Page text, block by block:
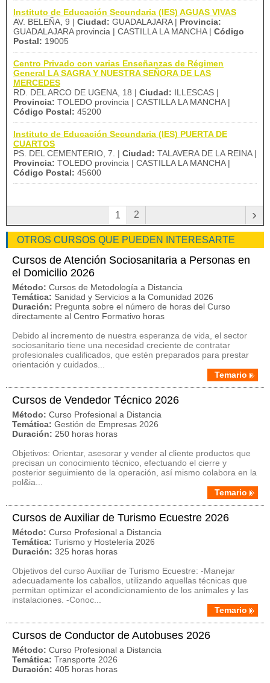
Instituto de Educación Secundaria (IES) AGUAS VIVAS
AV. BELEÑA, 9 | Ciudad: GUADALAJARA | Provincia:
GUADALAJARA provincia | CASTILLA LA MANCHA | Código
Postal: 19005
Centro Privado con varias Enseñanzas de Régimen
General LA SAGRA Y NUESTRA SEÑORA DE LAS
MERCEDES
RD. DEL ARCO DE UGENA, 18 | Ciudad: ILLESCAS |
Provincia: TOLEDO provincia | CASTILLA LA MANCHA |
Código Postal: 45200
Instituto de Educación Secundaria (IES) PUERTA DE
CUARTOS
PS. DEL CEMENTERIO, 7. | Ciudad: TALAVERA DE LA REINA |
Provincia: TOLEDO provincia | CASTILLA LA MANCHA |
Código Postal: 45600
1 2 ›
OTROS CURSOS QUE PUEDEN INTERESARTE
Cursos de Atención Sociosanitaria a Personas en
el Domicilio 2026
Método: Cursos de Metodología a Distancia
Temática: Sanidad y Servicios a la Comunidad 2026
Duración: Pregunta sobre el número de horas del Curso
directamente al Centro Formativo horas
Debido al incremento de nuestra esperanza de vida, el sector
sociosanitario tiene una necesidad creciente de contratar
profesionales cualificados, que estén preparados para prestar
orientación y cuidados...
Temario
Cursos de Vendedor Técnico 2026
Método: Curso Profesional a Distancia
Temática: Gestión de Empresas 2026
Duración: 250 horas horas
Objetivos: Orientar, asesorar y vender al cliente productos que
precisan un conocimiento técnico, efectuando el cierre y
posterior seguimiento de la operación, así mismo colabora en la
pol&ia...
Temario
Cursos de Auxiliar de Turismo Ecuestre 2026
Método: Curso Profesional a Distancia
Temática: Turismo y Hostelería 2026
Duración: 325 horas horas
Objetivos del curso Auxiliar de Turismo Ecuestre: -Manejar
adecuadamente los caballos, utilizando aquellas técnicas que
permitan optimizar el acondicionamiento de los animales y las
instalaciones. -Conoc...
Temario
Cursos de Conductor de Autobuses 2026
Método: Curso Profesional a Distancia
Temática: Transporte 2026
Duración: 405 horas horas